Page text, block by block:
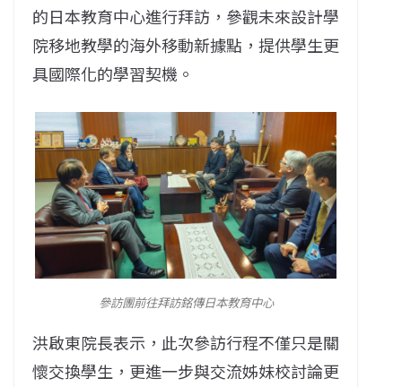
的日本教育中心進行拜訪，參觀未來設計學
院移地教學的海外移動新據點，提供學生更
具國際化的學習契機。
參訪團前往拜訪銘傳日本教育中心
洪啟東院長表示，此次參訪行程不僅只是關
懷交換學生，更進一步與交流姊妹校討論更